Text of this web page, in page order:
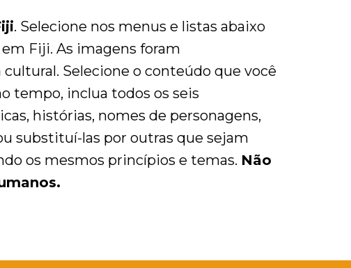
. Selecione nos menus e listas abaixo
Fiji. As imagens foram
Selecione o conteúdo que você
tempo, inclua todos os seis
histórias, nomes de personagens,
substituí-las por outras que sejam
os mesmos princípios e temas. Não